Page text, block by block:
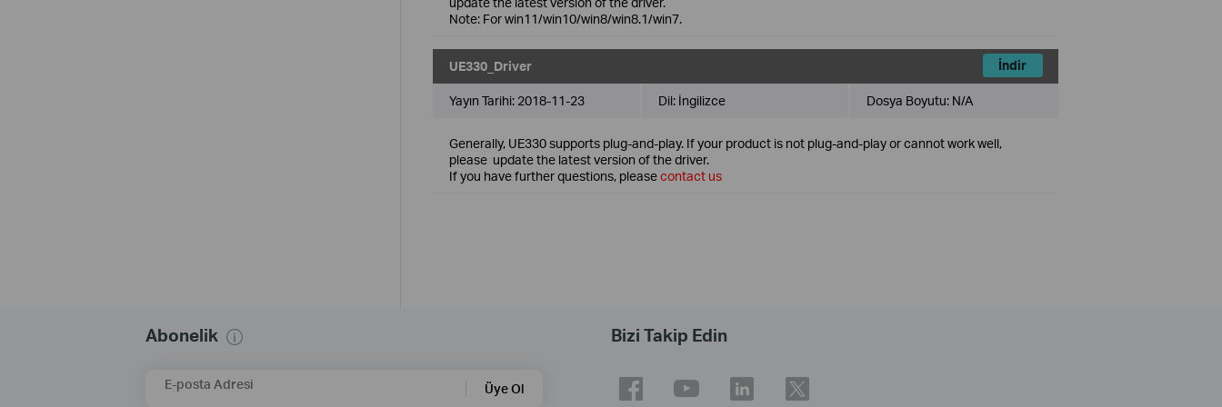
Note: For win11/win10/win8/win8.1/win7.
UE330_Driver İndir
Yayın Tarihi: 2018-11-23 Dil: İngilizce Dosya Boyutu: N/A
Generally, UE330 supports plug-and-play. If your product is not plug-and-play or cannot work well,
please update the latest version of the driver.
If you have further questions, pleasecontact us
Abonelik
E-posta Adresi Üye Ol
Bizi Takip Edin